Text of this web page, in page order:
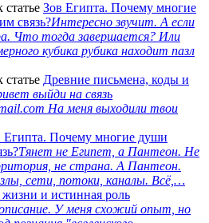
статье Зов Египта. Почему многие
связь?Интересно звучит. А если
Что тогда завершается? Или
кубика рубика находит пазл
статье Древние письмена, коды и
выйди на связь
На меня выходили твои
Египта. Почему многие души
Тянет не Египет, а Пантеон. Не
не страна. А Пантеон.
сети, потоки, каналы. Всё,…
и истинная роль
У меня схожий опыт, но